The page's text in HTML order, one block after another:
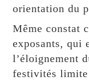
orientation du
Même constat
exposants, qui
l’éloignement
festivités limite